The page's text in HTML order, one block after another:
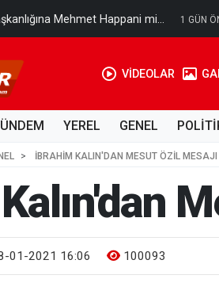
Mehmet Happani mi... 1 GÜN
VİDEOLAR
YEREL GENEL
İBRAHIM KALIN'DAN MESUT ÖZIL MESAJI
01-2021 16:06 100093